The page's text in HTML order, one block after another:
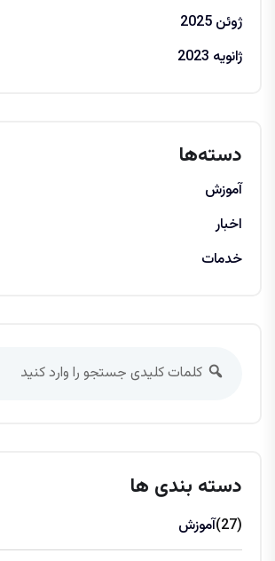
ژوئن 2025
ژانویه 2023
دسته‌ها
آموزش
اخبار
خدمات
دسته بندی ها
آموزش (27)